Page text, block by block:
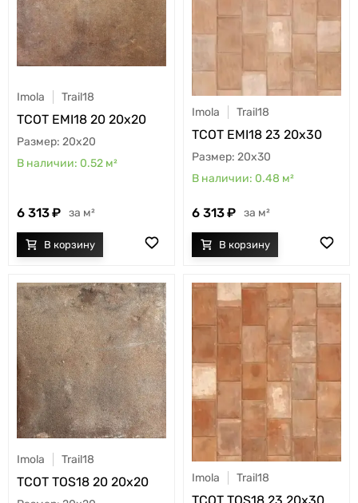
Imola Trail18
TCOT EMI18 20 20x20
20x20
0.52 м²
6 313 м²
Imola Trail18
TCOT EMI18 23 20x30
20x30
0.48 м²
6 313 м²
Imola Trail18
TCOT TOS18 20 20x20 Imola Trail18